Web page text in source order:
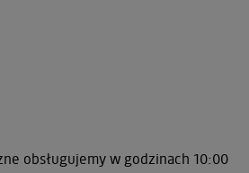
obsługujemy w godzinach 10:00